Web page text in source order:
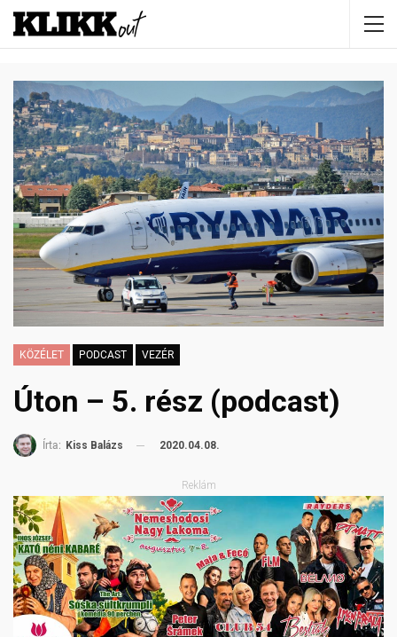
KÖZÉLET PODCAST VEZÉR
Úton – 5. rész (podcast)
Írta: Kiss Balázs 2020.04.08.
Reklám